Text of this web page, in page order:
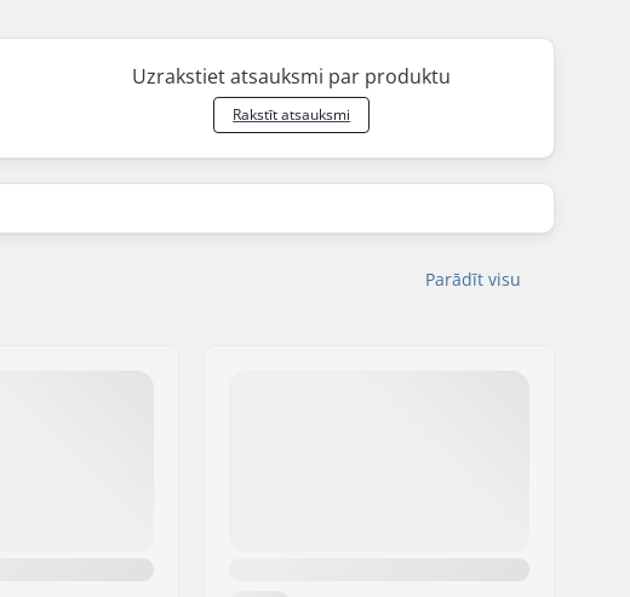
Uzrakstiet atsauksmi par produktu
Rakstīt atsauksmi
Parādīt visu